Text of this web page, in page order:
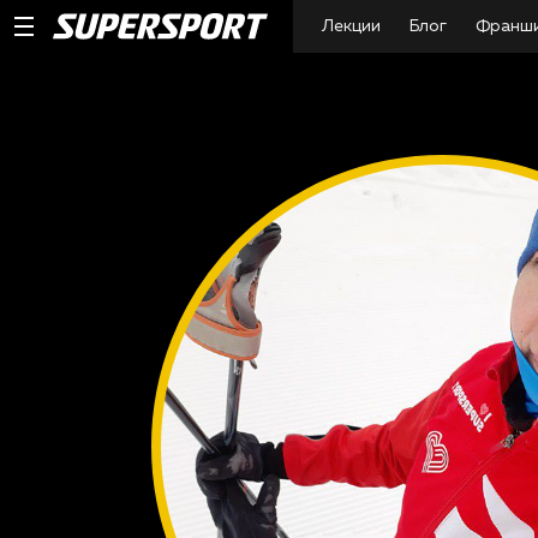
Лекции Блог